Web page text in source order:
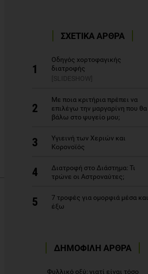
ΣΧΕΤΙΚΑ ΑΡΘΡΑ
1
Οδηγός χορτοφαγικής
διατροφής
[SLIDESHOW]
2
Με ποια κριτήρια πρέπει να
επιλέγω την μαργαρίνη που θα
βάλω στο ψυγείο μου;
3
Υγιεινή των Χεριών και
Κορονοϊός
4
Διατροφή στο Διάστημα: Τι
τρώνε οι Αστροναύτες;
5
7 τροφές για ομορφιά μέσα και
έξω
ΔΗΜΟΦΙΛΗ ΑΡΘΡΑ
Φυλλικό οξύ: γιατί είναι τόσο